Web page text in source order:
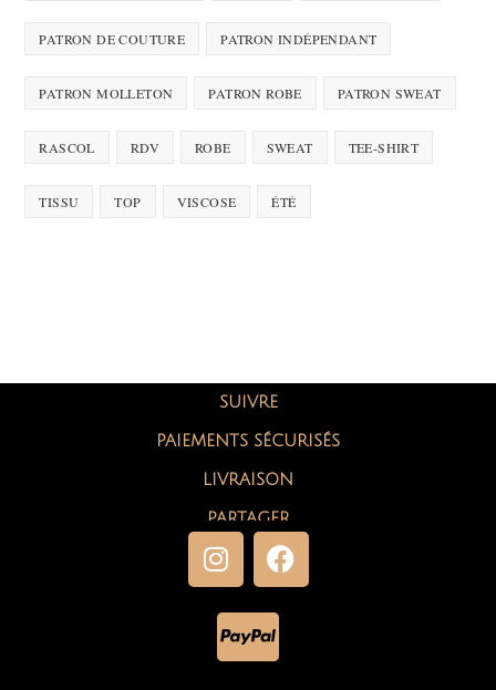
PATRON DE COUTURE PATRON INDÉPENDANT
PATRON MOLLETON PATRON ROBE PATRON SWEAT
RASCOL RDV ROBE SWEAT TEE-SHIRT
TISSU TOP VISCOSE ÉTÉ
SUIVRE
PAIEMENTS SÉCURISÉS
LIVRAISON
PARTAGER